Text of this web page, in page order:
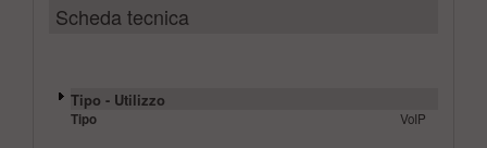
Scheda tecnica
Tipo - Utilizzo
Tipo VoIP